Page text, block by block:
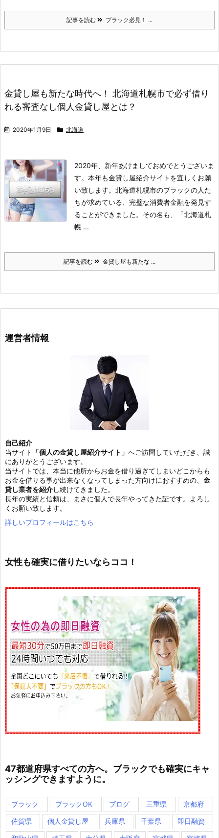
記事を読む ブラック必見！ ...
金貸し屋も新たな時代へ！ 北海道札幌市で必ず借り
れる審査なし個人金貸し屋とは？
2020年1月9日 北海道
2020年、新年あけましておめでとうございま
す。本年も金貸し屋紹介サイトを宜しくお願
い致します。 北海道札幌市のブラックの人た
ちが求めている、完璧な消費者金融を発見す
ることができました。 その名も、「北海道札
幌 ...
記事を読む 金貸し屋も新たな ...
運営者情報
自己紹介
当サイト
「個人の金貸し屋紹介サイト」 へご訪問していただき、誠
にありがとうございます。
当サイトでは、本当に他所からお金を借り過ぎてしまいどこからも
お金を借りる事が出来なくなってしまった方向けにおすすめの、 金
貸し業者を紹介し続けてきました。
長年の実績と信頼は、まさに個人で長年やってきた証です。よろし
くお願い致します。
詳しいプロフィールはこちら
女性も確実に借りたいならココ！
47都道府県すべての方へ。ブラックでも確実にキャ
ッシングできますように。
ブラック ブラックOK ブログ 三重県 京都府
佐賀県 個人金貸し屋 兵庫県 千葉県 即日融資